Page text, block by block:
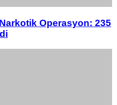
Operasyon: 235